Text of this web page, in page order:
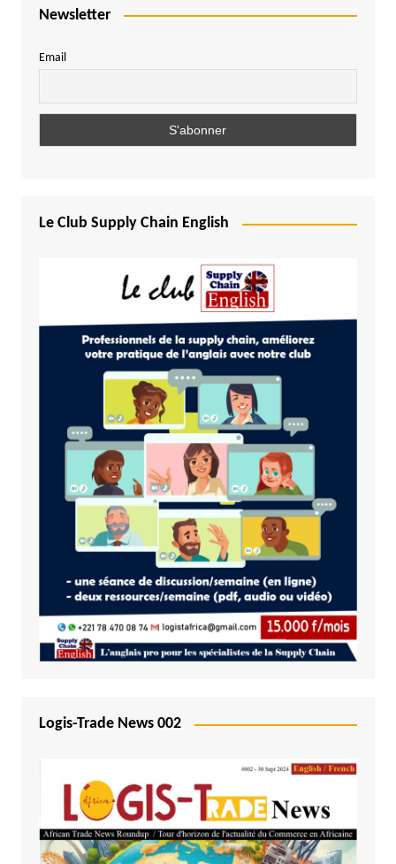
Newsletter
Email
Le Club Supply Chain English
Logis-Trade News 002